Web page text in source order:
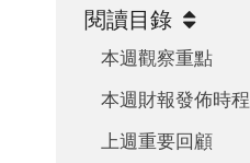
閱讀目錄
本週觀察重點
本週財報發佈時程
上週重要回顧